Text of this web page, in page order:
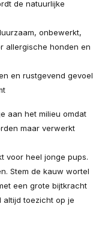
de natuurlijke
onbewerkt,
allergische honden en
en rustgevend gevoel
aan het milieu omdat
maar verwerkt
voor heel jonge pups.
Stem de kauw wortel
een grote bijtkracht
altijd toezicht op je